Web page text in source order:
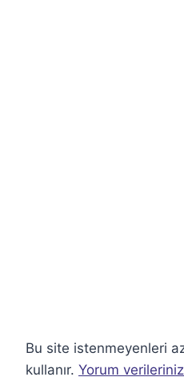
Bu site istenmeyenleri
kullanır. Yorum